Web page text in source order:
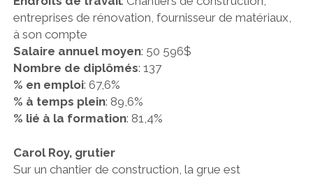
entreprises de rénovation, fournisseur de matériaux,
à son compte
Salaire annuel moyen: 50 596$
Nombre de diplômés: 137
% en emploi: 67,6%
% à temps plein: 89,6%
% lié à la formation: 81,4%
Carol Roy, grutier
Sur un chantier de construction, la grue est